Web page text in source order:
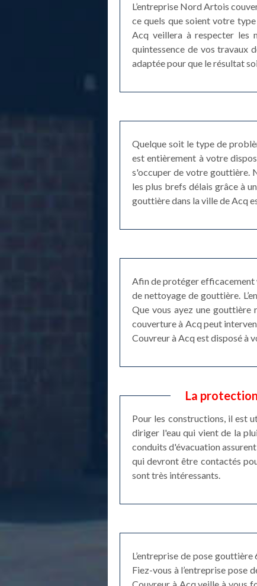
L’entreprise Nord Artois
ce quels que soient votre
Acq veillera à respecter les
quintessence de vos travaux
adaptée pour que le résultat
Quelque soit le type de
est entièrement à votre
s'occuper de votre gouttière.
les plus brefs délais grâce à
gouttière dans la ville de Acq
Afin de protéger efficacement
de nettoyage de gouttière.
Que vous ayez une gouttière
couverture à Acq peut
Couvreur à Acq est disposé à
La
Pour les constructions, il est
diriger l'eau qui vient de la
conduits d'évacuation
qui devront être contactés
sont très intéressants.
L’entreprise de pose
Fiez-vous à l’entreprise